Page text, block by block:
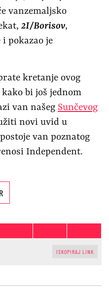
vanzemaljsko
2I/Borisov,
i pokazao je
kretanje ovog
bi još jednom
van našeg Sunčevog
novi uvid u
van poznatog
Independent.
ISKOPIRAJ LINK